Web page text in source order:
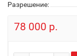
Разрешение:
78 000 р.